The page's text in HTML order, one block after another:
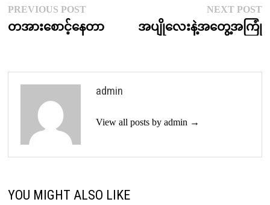
Post
navigation
PREVIOUS POSTPrevious
post:
တအားစောင့်နေတာ
NEXT POST
အပျိုလေးနဲ့အတွေ့အကြုံ
admin
View all posts by admin →
YOU MIGHT ALSO LIKE